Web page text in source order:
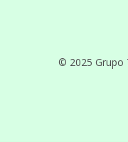
© 2025 Grupo